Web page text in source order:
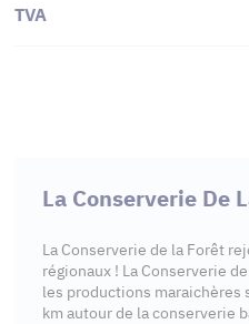
TVA
La Conserverie De
La Conserverie de la Forêt
régionaux ! La Conserverie
les productions maraichères
km autour de la conserverie